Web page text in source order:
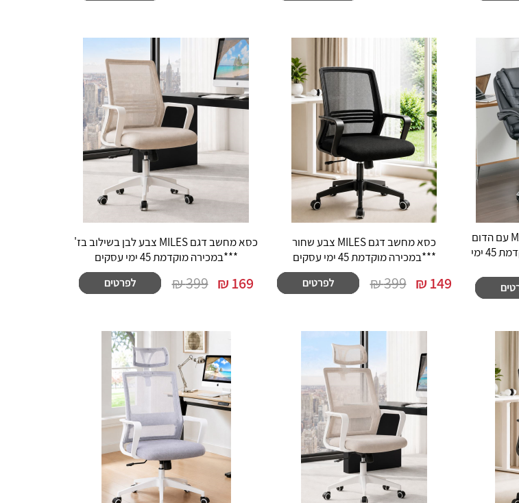
כסא מנהלים מרופד דגם MARVIN עם הדום
נשלף צבע שחור ***במכירה מוקדמת 45 ימי
כסא מחשב דגם MILES צבע שחור
***במכירה מוקדמת 45 ימי עסקים
149
₪
399 ₪
כסא מחשב דגם MILES צבע לבן בשילוב בז'
***במכירה מוקדמת 45 ימי עסקים
169
₪
399 ₪